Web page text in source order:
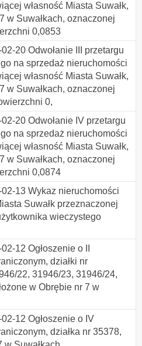
własność Miasta Suwałk,
w Suwałkach, oznaczonej
0,0853
20 Odwołanie III przetargu
na sprzedaż nieruchomości
własność Miasta Suwałk,
w Suwałkach, oznaczonej
0,
20 Odwołanie IV przetargu
na sprzedaż nieruchomości
własność Miasta Suwałk,
w Suwałkach, oznaczonej
0,0874
13 Wykaz nieruchomości
Suwałk przeznaczonej
wieczystego
12 Ogłoszenie o II
działki nr
22, 31946/23, 31946/24,
w Obrębie nr 7 w
12 Ogłoszenie o IV
działka nr 35378,